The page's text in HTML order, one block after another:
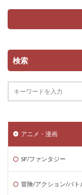
検索
アニメ・漫画
SF/ファンタジー
冒険/アクション/バト